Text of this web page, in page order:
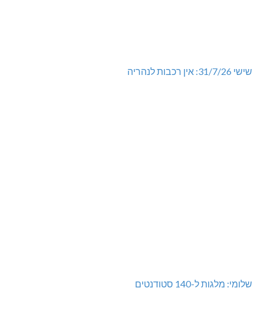
שישי 31/7/26: אין רכבות לנהריה
שלומי: מלגות ל-140 סטודנטים